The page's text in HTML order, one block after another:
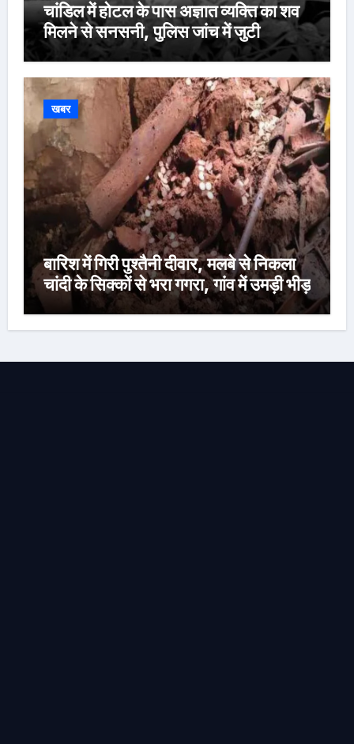
चांडिल में होटल के पास अज्ञात व्यक्ति का शव
मिलने से सनसनी, पुलिस जांच में जुटी
खबर
बारिश में गिरी पुश्तैनी दीवार, मलबे से निकला
चांदी के सिक्कों से भरा गगरा, गांव में उमड़ी भीड़